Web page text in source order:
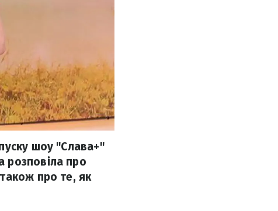
шоу "Слава+"
розповіла про
про те, як